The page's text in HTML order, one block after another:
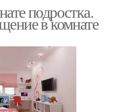
подростка.
в комнате